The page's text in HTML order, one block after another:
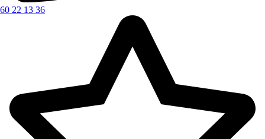
60 22 13 36